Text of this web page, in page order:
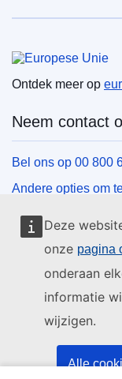
Deze
onze pagina
onderaan
informatie
wijzigen.
Alle
Ontdek meer op
Neem contact
Bel ons op 00 800
Andere opties om
Schrijf ons via het
Ontmoet ons in
Zoeken naar
EU-instellingen